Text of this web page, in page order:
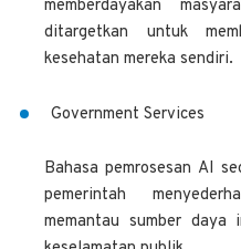
memberdayakan
ditargetkan untuk
kesehatan mereka sendiri.
Government Services
Bahasa pemrosesan AI
pemerintah
memantau sumber daya